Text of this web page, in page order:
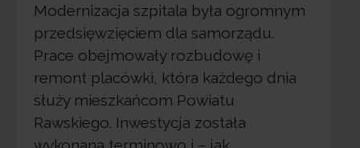
Modernizacja szpitala była ogromnym
przedsięwzięciem dla samorządu.
Prace obejmowały rozbudowę i
remont placówki, która każdego dnia
służy mieszkańcom Powiatu
Rawskiego. Inwestycja została